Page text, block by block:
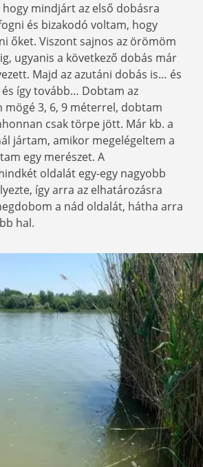
mindjárt az első dobásra
és bizakodó voltam, hogy
őket. Viszont sajnos az örömöm
ugyanis a következő dobás már
Majd az azutáni dobás is… és
így tovább… Dobtam az
3, 6, 9 méterrel, dobtam
csak törpe jött. Már kb. a
jártam, amikor megelégeltem a
egy merészet. A
oldalát egy-egy nagyobb
így arra az elhatározásra
a nád oldalát, hátha arra
hal.